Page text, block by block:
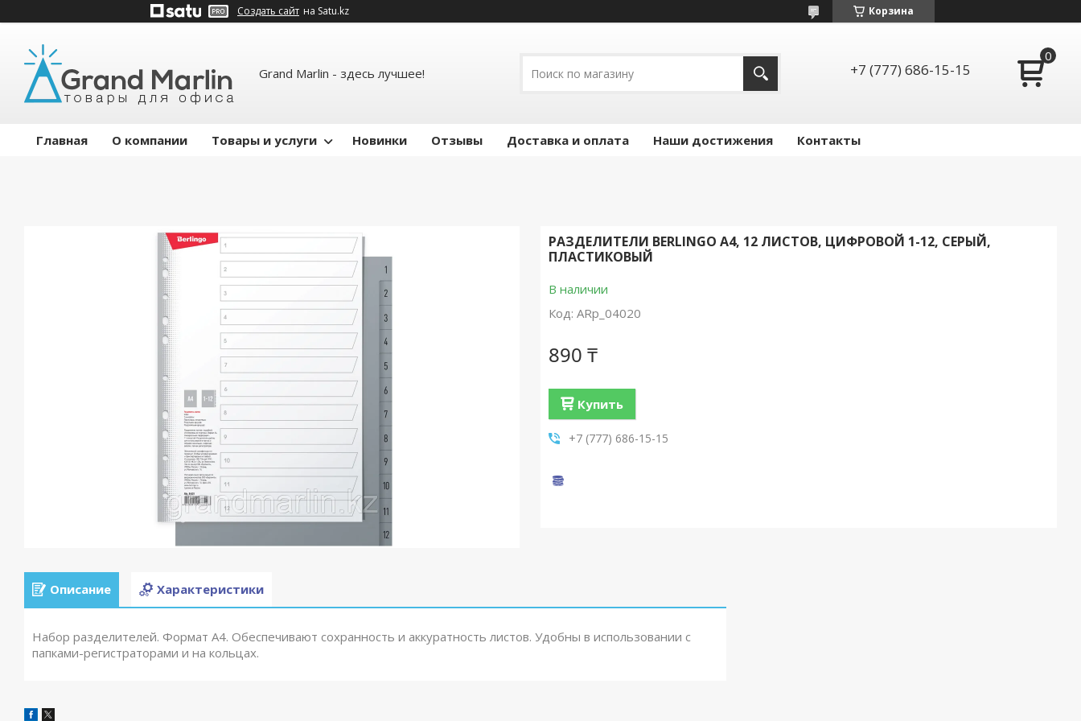
Создать сайт на Satu.kz Корзина
Grand Marlin - здесь лучшее! +7 (777) 686-15-15
Главная О компании Товары и услуги Новинки Отзывы Доставка и оплата Наши достижения Контакты
РАЗДЕЛИТЕЛИ BERLINGO А4, 12 ЛИСТОВ, ЦИФРОВОЙ 1-12, СЕРЫЙ,
ПЛАСТИКОВЫЙ
В наличии
Код: ARp_04020
890 ₸
Купить
+7 (777) 686-15-15
Описание Характеристики
Набор разделителей. Формат А4. Обеспечивают сохранность и аккуратность листов. Удобны в использовании с
папками-регистраторами и на кольцах.